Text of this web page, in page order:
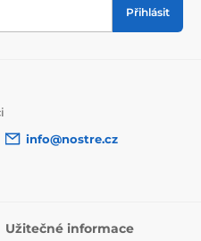
interiér
tapetu i do citlivých
Přihlásit
info@nostre.cz
Užitečné informace